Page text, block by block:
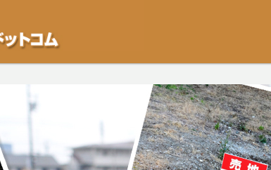
動産や開発等の「業者」が物件を買います。一般的に「売却」は
ご検討中の方はお気軽にご相談ください。空き地・土地、相続不